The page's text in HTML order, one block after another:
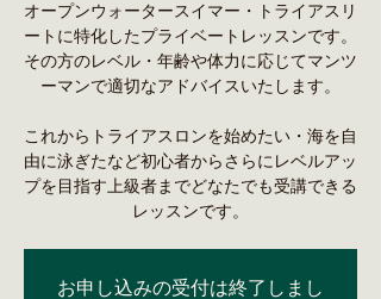
オープンウォータースイマー・トライアスリ
ートに特化したプライベートレッスンです。
その方のレベル・年齢や体力に応じてマンツ
ーマンで適切なアドバイスいたします。
これからトライアスロンを始めたい・海を自
由に泳ぎたなど初心者からさらにレベルアッ
プを目指す上級者までどなたでも受講できる
レッスンです。
お申し込みの受付は終了しまし